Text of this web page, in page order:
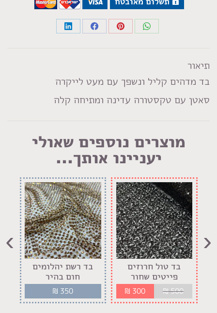
Share
Share
Share
Share
תיאור
בד מדהים קליל ונשפך עם מעט לייקרה
סאטן עם טקסטורה עדינה ומתיחה קלה
מוצרים נוספים שאולי
יעניינו אותך...
בד טול חרוזים
פייטים שחור
₪500
₪ 300
בד רשת יהלומים
חום בהיר
₪ 350
‹
›